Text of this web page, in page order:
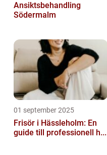
Ansiktsbehandling
Södermalm
01 september 2025
Frisör i Hässleholm: En
guide till professionell h...